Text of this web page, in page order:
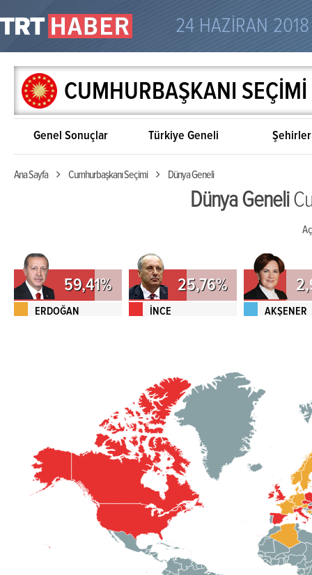
24 HAZİRAN 2018
CUMHURBAŞKANI SEÇİMİ
Genel Sonuçlar Türkiye Geneli Şehirler
Ana Sayfa Cumhurbaşkanı Seçimi Dünya Geneli
Dünya Geneli
59,41%
ERDOĞAN
25,76%
İNCE AKŞENER